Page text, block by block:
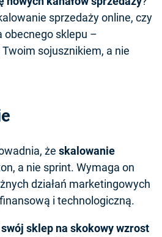
sprzedaży online, czy
obecnego sklepu –
sojusznikiem, a nie
że skalowanie
a nie sprint. Wymaga on
działań marketingowych
i technologiczną.
sklep na skokowy wzrost